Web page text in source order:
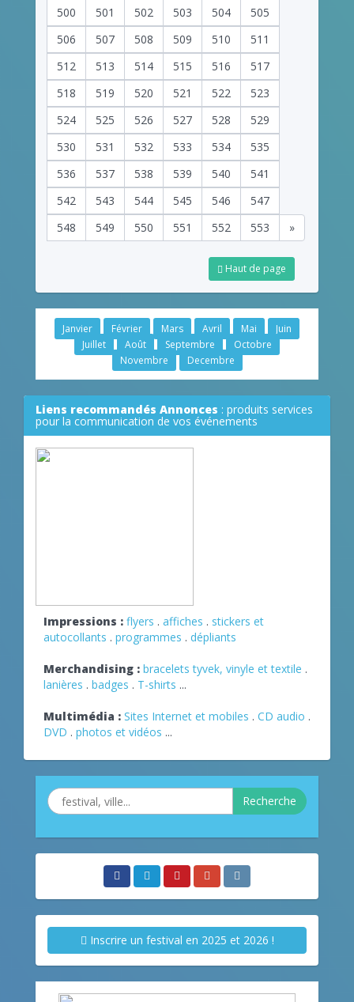
500 501 502 503 504
505
506
507 508 509 510
511
512
513 514 515 516
517
518
519 520 521 522
523
524
525 526 527 528
529
530
531 532 533 534
535
536
537 538 539 540
541
542
543 544 545 546
547
548
549 550 551 552 553 »
Haut de page
Janvier Février Mars Avril Mai
Juin
Juillet
Août Septembre
Octobre
Novembre
Decembre
Liens recommandés Annonces : produits services
pour la communication de vos événements
Impressions : flyers . affiches . stickers et
autocollants . programmes . dépliants
Merchandising : bracelets tyvek, vinyle et textile .
lanières . badges . T-shirts ...
Multimédia : Sites Internet et mobiles . CD audio .
DVD . photos et vidéos ...
Recherche
Inscrire un festival en 2025 et 2026 !